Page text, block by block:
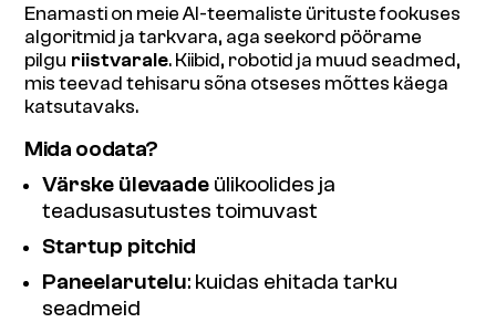
Enamasti on meie AI-teemaliste ürituste fookuses
algoritmid ja tarkvara, aga seekord pöörame
pilgu riistvarale. Kiibid, robotid ja muud seadmed,
mis teevad tehisaru sõna otseses mõttes käega
katsutavaks.
Mida oodata?
Värske ülevaade ülikoolides ja
teadusasutustes toimuvast
Startup pitchid
Paneelarutelu: kuidas ehitada tarku
seadmeid